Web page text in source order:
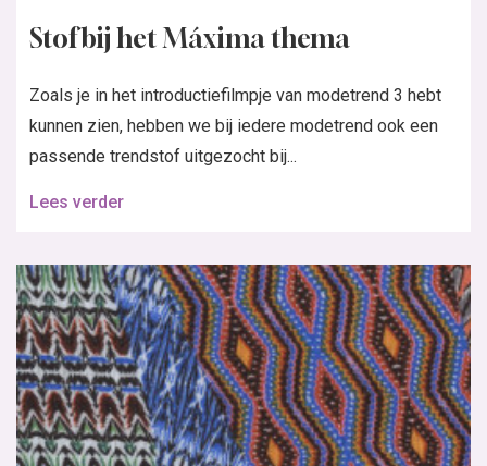
Stof bij het Máxima thema
Zoals je in het introductiefilmpje van modetrend 3 hebt
kunnen zien, hebben we bij iedere modetrend ook een
passende trendstof uitgezocht bij...
Lees verder